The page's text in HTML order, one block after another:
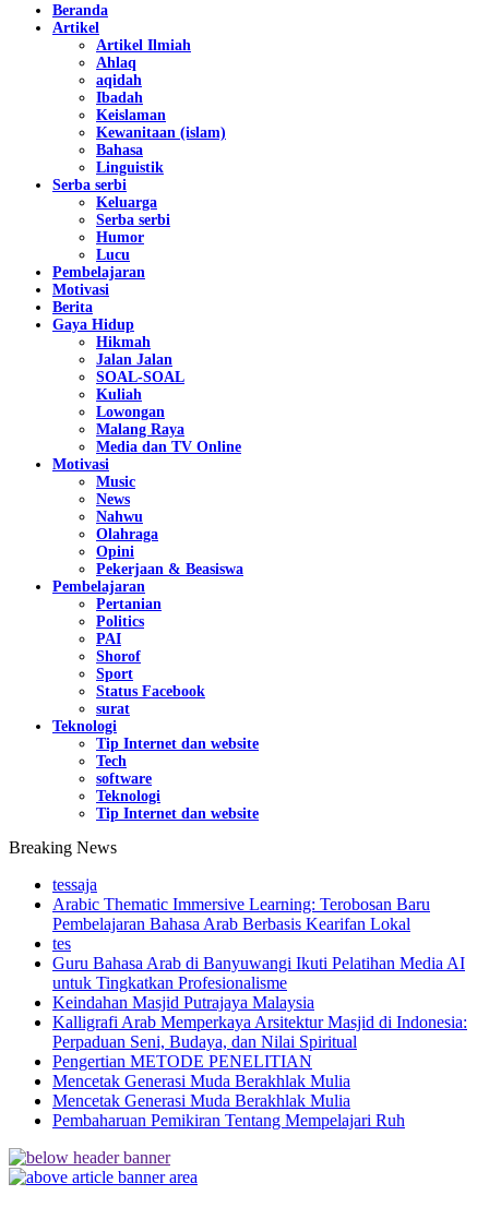
Beranda
Artikel
Artikel Ilmiah
Ahlaq
aqidah
Ibadah
Keislaman
Kewanitaan (islam)
Bahasa
Linguistik
Serba serbi
Keluarga
Serba serbi
Humor
Lucu
Pembelajaran
Motivasi
Berita
Gaya Hidup
Hikmah
Jalan Jalan
SOAL-SOAL
Kuliah
Lowongan
Malang Raya
Media dan TV Online
Motivasi
Music
News
Nahwu
Olahraga
Opini
Pekerjaan & Beasiswa
Pembelajaran
Pertanian
Politics
PAI
Shorof
Sport
Status Facebook
surat
Teknologi
Tip Internet dan website
Tech
software
Teknologi
Tip Internet dan website
Breaking News
tessaja
Arabic Thematic Immersive Learning: Terobosan Baru
Pembelajaran Bahasa Arab Berbasis Kearifan Lokal
tes
Guru Bahasa Arab di Banyuwangi Ikuti Pelatihan Media AI
untuk Tingkatkan Profesionalisme
Keindahan Masjid Putrajaya Malaysia
Kalligrafi Arab Memperkaya Arsitektur Masjid di Indonesia:
Perpaduan Seni, Budaya, dan Nilai Spiritual
Pengertian METODE PENELITIAN
Mencetak Generasi Muda Berakhlak Mulia
Mencetak Generasi Muda Berakhlak Mulia
Pembaharuan Pemikiran Tentang Mempelajari Ruh